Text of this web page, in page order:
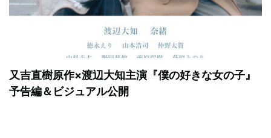
又吉直樹原作×渡辺大知主演『僕の好きな女の子』
予告編＆ビジュアル公開